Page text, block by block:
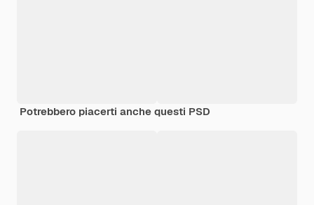
Potrebbero piacerti anche questi PSD